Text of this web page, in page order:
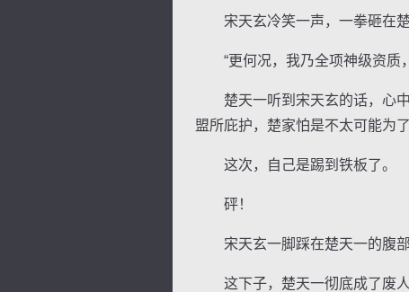
宋天玄冷笑一声，一拳砸在楚
“更何况，我乃全项神级资质
楚天一听到宋天玄的话，心中
盟所庇护，楚家怕是不太可能为
这次，自己是踢到铁板了。
砰！
宋天玄一脚踩在楚天一的腹部
这下子，楚天一彻底成了废人